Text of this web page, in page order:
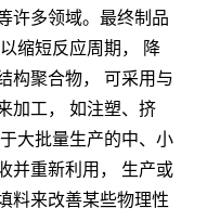
许多领域。最终制品
缩短反应周期，
降
构聚合物，
可采用与
加工，
如注塑、挤
大批量生产的中、小
并重新利用，
生产或
料来改善某些物理性